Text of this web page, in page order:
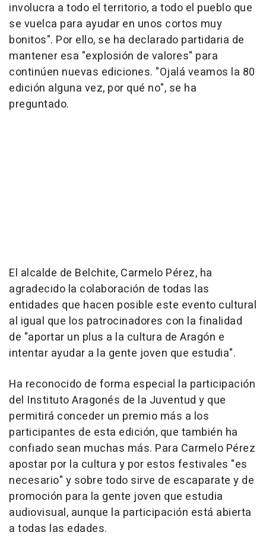
involucra a todo el territorio, a todo el pueblo que
se vuelca para ayudar en unos cortos muy
bonitos". Por ello, se ha declarado partidaria de
mantener esa "explosión de valores" para
continúen nuevas ediciones. "Ojalá veamos la 80
edición alguna vez, por qué no", se ha
preguntado.
El alcalde de Belchite, Carmelo Pérez, ha
agradecido la colaboración de todas las
entidades que hacen posible este evento cultural
al igual que los patrocinadores con la finalidad
de "aportar un plus a la cultura de Aragón e
intentar ayudar a la gente joven que estudia".
Ha reconocido de forma especial la participación
del Instituto Aragonés de la Juventud y que
permitirá conceder un premio más a los
participantes de esta edición, que también ha
confiado sean muchas más. Para Carmelo Pérez
apostar por la cultura y por estos festivales "es
necesario" y sobre todo sirve de escaparate y de
promoción para la gente joven que estudia
audiovisual, aunque la participación está abierta
a todas las edades.